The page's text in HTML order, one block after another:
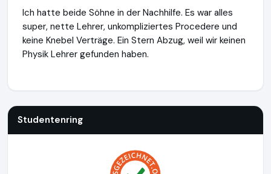
Ich hatte beide Söhne in der Nachhilfe. Es war alles
super, nette Lehrer, unkompliziertes Procedere und
keine Knebel Verträge. Ein Stern Abzug, weil wir keinen
Physik Lehrer gefunden haben.
Studentenring